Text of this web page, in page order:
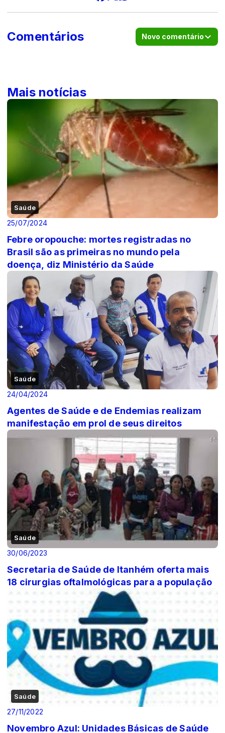
Comentários Novo comentário
Mais notícias
Saúde
25/07/2024
Febre oropouche: mortes registradas no
Brasil são as primeiras no mundo pela
doença, diz Ministério da Saúde
Saúde
24/04/2024
Agentes de Saúde e de Endemias realizam
manifestação em prol de seus direitos
Saúde
30/06/2023
Secretaria de Saúde de Itanhém oferta mais
18 cirurgias oftalmológicas para a população
Saúde
27/11/2022
Novembro Azul: Unidades Básicas de Saúde